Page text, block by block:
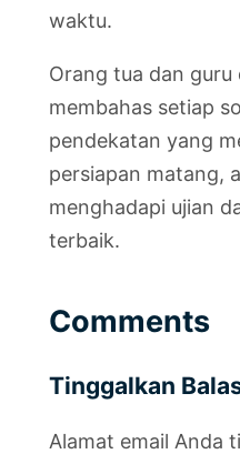
waktu.
Orang tua dan guru
membahas setiap
pendekatan yang
persiapan matang,
menghadapi ujian
terbaik.
Comments
Tinggalkan
Alamat email Anda